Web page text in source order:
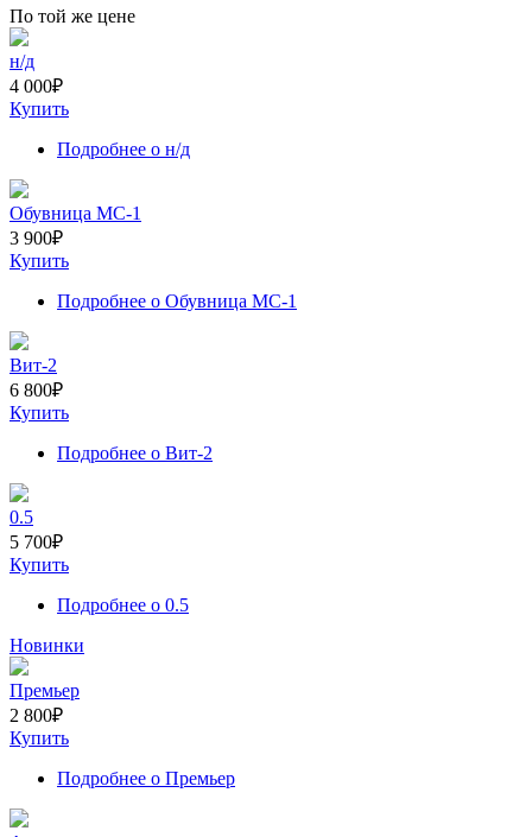
По той же цене
н/д
4 000₽
Купить
Подробнее о н/д
Обувница МС-1
3 900₽
Купить
Подробнее о Обувница МС-1
Вит-2
6 800₽
Купить
Подробнее о Вит-2
0.5
5 700₽
Купить
Подробнее о 0.5
Новинки
Премьер
2 800₽
Купить
Подробнее о Премьер